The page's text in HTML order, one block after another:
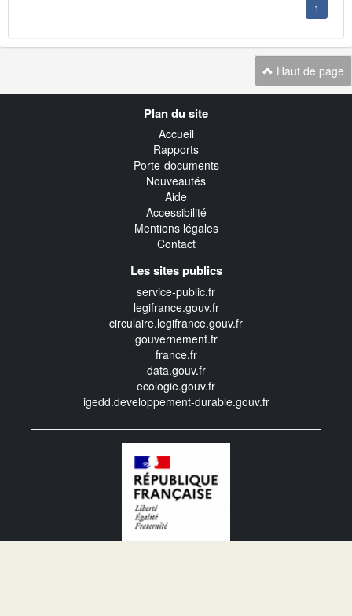
1
Haut de page
Plan du site
Accueil
Rapports
Porte-documents
Nouveautés
Aide
Accessibilité
Mentions légales
Contact
Les sites publics
service-public.fr
legifrance.gouv.fr
circulaire.legifrance.gouv.fr
gouvernement.fr
france.fr
data.gouv.fr
ecologie.gouv.fr
igedd.developpement-durable.gouv.fr